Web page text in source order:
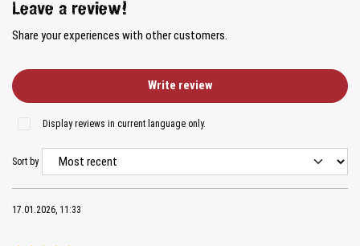
Leave a review!
Share your experiences with other customers.
Write review
Display reviews in current language only.
Sort by
17.01.2026, 11:33